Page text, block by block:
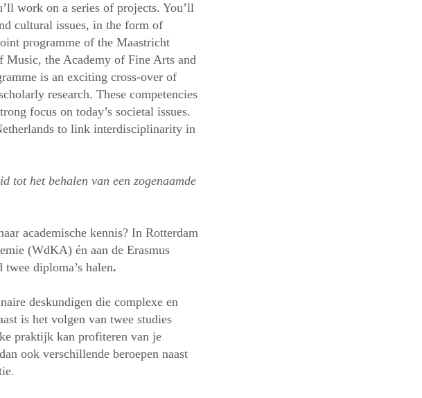
work on a series of projects. You’ll
cultural issues, in the form of
programme of the Maastricht
the Academy of Fine Arts and
is an exciting cross-over of
research. These competencies
focus on today’s societal issues.
to link interdisciplinarity in
tot het behalen van een zogenaamde
academische kennis? In Rotterdam
(WdKA) én aan de Erasmus
diploma’s halen.
deskundigen die complexe en
is het volgen van twee studies
praktijk kan profiteren van je
ook verschillende beroepen naast